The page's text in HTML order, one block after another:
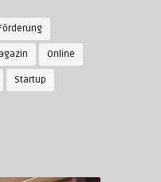
Online
Startup